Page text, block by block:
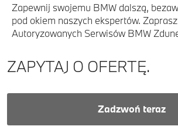
Zapewnij swojemu BMW dalszą,
pod okiem naszych ekspertów.
Autoryzowanych Serwisów BMW
ZAPYTAJ O OFERTĘ.
Zadzwoń teraz